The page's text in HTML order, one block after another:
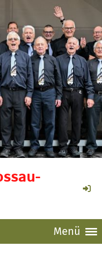
Menü